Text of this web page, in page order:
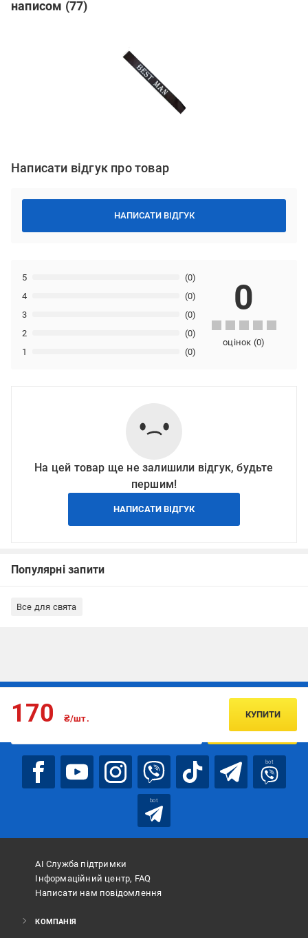
написом (77)
Написати відгук про товар
НАПИСАТИ ВІДГУК
1 (0)
2 (0)
3 (0)
4 (0)
5 (0)
0
оцінок (0)
На цей товар ще не залишили відгук, будьте
першим!
НАПИСАТИ ВІДГУК
Популярні запити
Все для свята
170 ₴/шт. КУПИТИ
Підписуйтесь, щоб дізнаватись першим про акції та пропозиції
ПІДПИСАТИСЯ
bot
bot
АІ Служба підтримки
Інформаційний центр, FAQ
Написати нам повідомлення
КОМПАНІЯ